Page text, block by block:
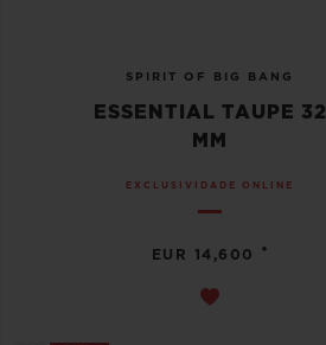
SPIRIT OF BIG BANG
ESSENTIAL TAUPE 32
MM
EXCLUSIVIDADE ONLINE
EUR 14,600 •